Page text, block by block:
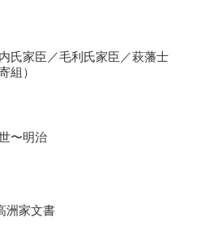
市）
市）
市）
氏家臣／毛利氏家臣／萩藩士
組）
〜明治
洲家文書